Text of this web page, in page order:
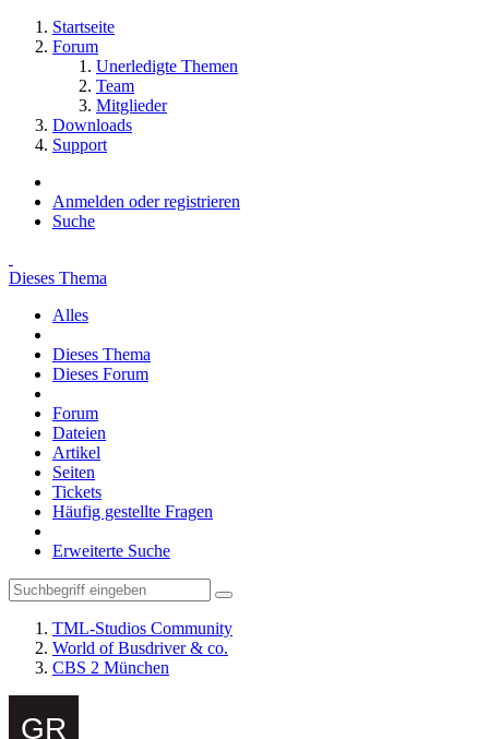
Startseite
Forum
Unerledigte Themen
Team
Mitglieder
Downloads
Support
Anmelden oder registrieren
Suche
Dieses Thema
Alles
Dieses Thema
Dieses Forum
Forum
Dateien
Artikel
Seiten
Tickets
Häufig gestellte Fragen
Erweiterte Suche
TML-Studios Community
World of Busdriver & co.
CBS 2 München